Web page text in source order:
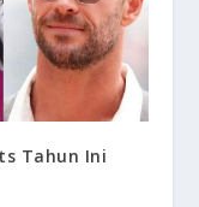
Tahun Ini